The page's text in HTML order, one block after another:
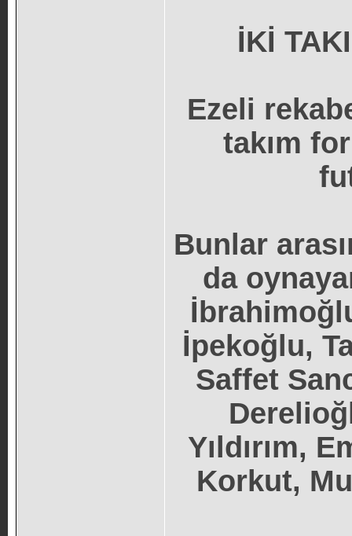
İKİ
Ezeli
takım
Bunlar
da
İpekoğlu,
Saffet
Yıldırım,
Korkut,